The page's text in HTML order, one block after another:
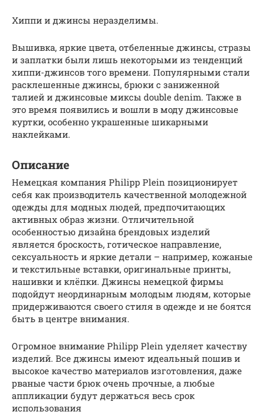
Хиппи и джинсы неразделимы.
Вышивка, яркие цвета, отбеленные джинсы, стразы
и заплатки были лишь некоторыми из тенденций
хиппи-джинсов того времени. Популярными стали
расклешенные джинсы, брюки с заниженной
талией и джинсовые миксы double denim. Также в
это время появились и вошли в моду джинсовые
куртки, особенно украшенные шикарными
наклейками.
Описание
Немецкая компания Philipp Plein позиционирует
себя как производитель качественной молодежной
одежды для модных людей, предпочитающих
активных образ жизни. Отличительной
особенностью дизайна брендовых изделий
является броскость, готическое направление,
сексуальность и яркие детали – например, кожаные
и текстильные вставки, оригинальные принты,
нашивки и клёпки. Джинсы немецкой фирмы
подойдут неординарным молодым людям, которые
придерживаются своего стиля в одежде и не боятся
быть в центре внимания.
Огромное внимание Philipp Plein уделяет качеству
изделий. Все джинсы имеют идеальный пошив и
высокое качество материалов изготовления, даже
рваные части брюк очень прочные, а любые
аппликации будут держаться весь срок
использования